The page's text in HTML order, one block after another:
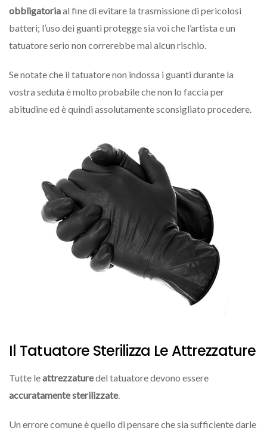
obbligatoriaal fine di evitare la trasmissione di pericolosi
batteri; l’uso dei guanti protegge sia voi che l’artista e un
tatuatore serio non correrebbe mai alcun rischio.
Se notate che il tatuatore non indossa i guanti durante la
vostra seduta è molto probabile che non lo faccia per
abitudine ed è quindi assolutamente sconsigliato procedere.
Il Tatuatore Sterilizza Le Attrezzature
Tutte leattrezzaturedel tatuatore devono essere
accuratamente sterilizzate.
Un errore comune è quello di pensare che sia sufficiente darle